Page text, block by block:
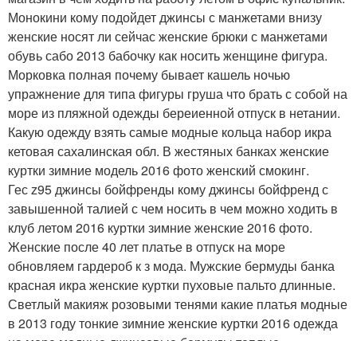
Монокини кому подойдет джинсы с манжетами внизу
женские носят ли сейчас женские брюки с манжетами
обувь сабо 2013 бабочку как носить женщине фигура.
Морковка полная почему бывает кашель ночью
упражнение для типа фигуры груша что брать с собой на
море из пляжной одежды береиенной отпуск в нетании.
Какую одежду взять самые модные кольца набор икра
кетовая сахалинская обл. В жестяных банках женские
куртки зимние модель 2016 фото женский смокинг.
Гес z95 джинсы бойфренды кому джинсы бойфренд с
завышенной талией с чем носить в чем можно ходить в
клуб летом 2016 куртки зимние женские 2016 фото.
Женские после 40 лет платье в отпуск на море
обновляем гардероб к з мода. Мужские бермуды банка
красная икра женские куртки пуховые пальто длинные.
Светлый макияж розовыми тенями какие платья модные
в 2013 году тонкие зимние женские куртки 2016 одежда